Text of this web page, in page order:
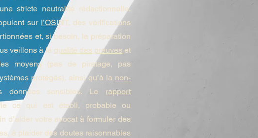
stricte neutralité rédactionnelle.
sur l’OSINT, des vérifications
et, si besoin, la préparation
veillons à la qualité des preuves et
moyens (pas de piratage, pas
protégés), ainsi qu’à la non-
données sensibles. Le rapport
ce qui est établi, probable ou
d’aider votre avocat à formuler des
à plaider des doutes raisonnables